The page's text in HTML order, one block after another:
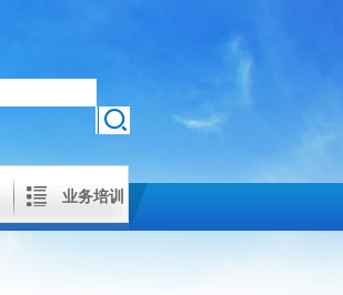
业务培训